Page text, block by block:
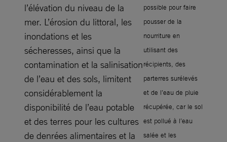
l’élévation du niveau de la
mer. L’érosion du littoral, les
inondations et les
sécheresses, ainsi que la
contamination et la salinisation
de l’eau et des sols, limitent
considérablement la
disponibilité de l’eau potable
et des terres pour les cultures
de denrées alimentaires et la
possible pour faire
pousser de la
nourriture en
utilisant des
récipients, des
parterres surélevés
et de l’eau de pluie
récupérée, car le sol
est pollué à l’eau
salée et les